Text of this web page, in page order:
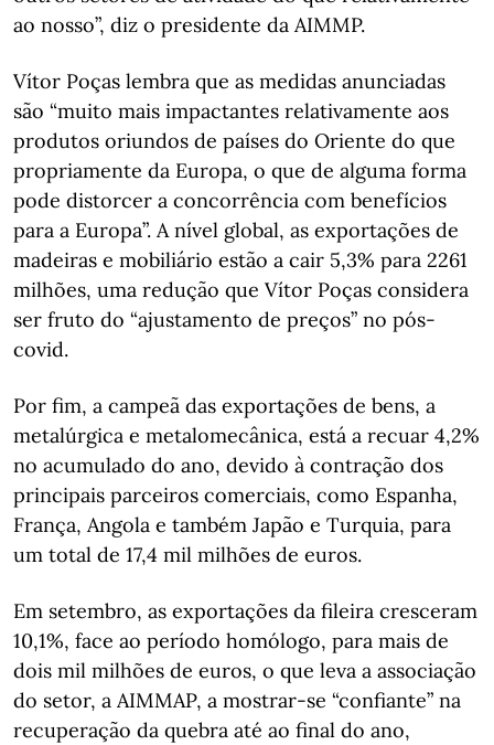
ao nosso”, diz o presidente da AIMMP.
Vítor Poças lembra que as medidas anunciadas
são “muito mais impactantes relativamente aos
produtos oriundos de países do Oriente do que
propriamente da Europa, o que de alguma forma
pode distorcer a concorrência com benefícios
para a Europa”. A nível global, as exportações de
madeiras e mobiliário estão a cair 5,3% para 2261
milhões, uma redução que Vítor Poças considera
ser fruto do “ajustamento de preços” no pós-
covid.
Por fim, a campeã das exportações de bens, a
metalúrgica e metalomecânica, está a recuar 4,2%
no acumulado do ano, devido à contração dos
principais parceiros comerciais, como Espanha,
França, Angola e também Japão e Turquia, para
um total de 17,4 mil milhões de euros.
Em setembro, as exportações da fileira cresceram
10,1%, face ao período homólogo, para mais de
dois mil milhões de euros, o que leva a associação
do setor, a AIMMAP, a mostrar-se “confiante” na
recuperação da quebra até ao final do ano,